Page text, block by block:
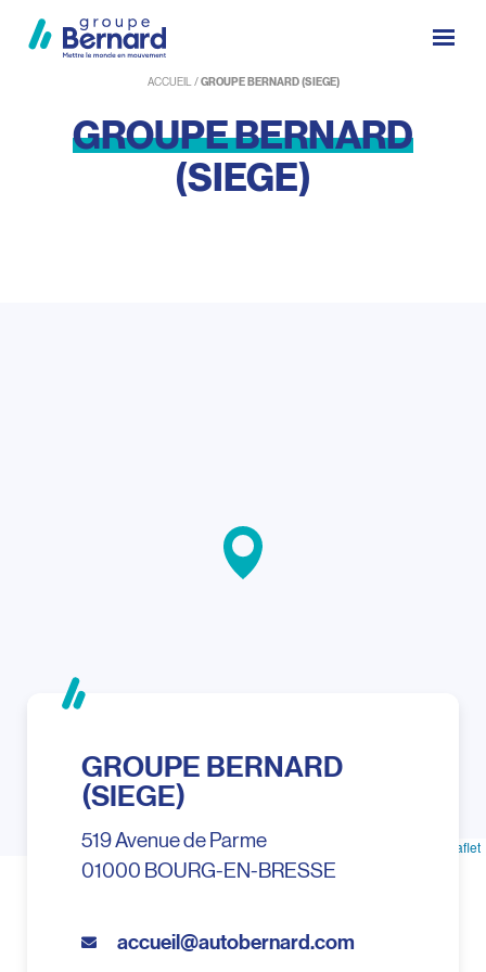
ACCUEIL/ GROUPE BERNARD (SIEGE)
GROUPEBERNARD
(SIEGE)
GROUPE BERNARD
(SIEGE)
519 Avenue de Parme
01000 BOURG-EN-BRESSE
accueil@autobernard.com
Leaflet